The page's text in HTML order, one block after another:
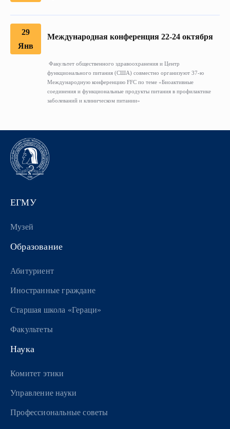
29
Янв
Международная конференция 22-24 октября
Факультет общественного здравоохранения и Центр
функционального питания (США) совместно организуют 37-ю
Международную конференцию FFC по теме «Биоактивные
соединения и функциональные продукты питания в профилактике
заболеваний и клиническом питании»
ЕГМУ
Музей
Образование
Абитуриент
Иностранные граждане
Старшая школа «Гераци»
Факультеты
Наука
Комитет этики
Управление науки
Профессиональные советы